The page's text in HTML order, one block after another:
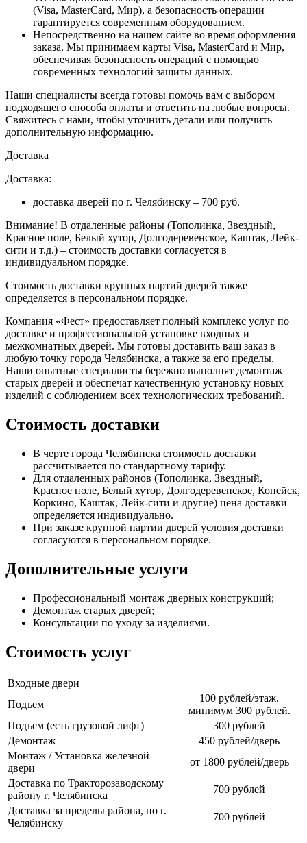
(Visa, MasterCard, Мир), а безопасность операции
гарантируется современным оборудованием.
Непосредственно на нашем сайте во время оформления
заказа. Мы принимаем карты Visa, MasterCard и Мир,
обеспечивая безопасность операций с помощью
современных технологий защиты данных.
Наши специалисты всегда готовы помочь вам с выбором
подходящего способа оплаты и ответить на любые вопросы.
Свяжитесь с нами, чтобы уточнить детали или получить
дополнительную информацию.
Доставка
Доставка:
доставка дверей по г. Челябинску – 700 руб.
Внимание! В отдаленные районы (Тополинка, Звездный,
Красное поле, Белый хутор, Долгодеревенское, Каштак, Лейк-
сити и т.д.) – стоимость доставки согласуется в
индивидуальном порядке.
Стоимость доставки крупных партий дверей также
определяется в персональном порядке.
Компания «Фест» предоставляет полный комплекс услуг по
доставке и профессиональной установке входных и
межкомнатных дверей. Мы готовы доставить ваш заказ в
любую точку города Челябинска, а также за его пределы.
Наши опытные специалисты бережно выполнят демонтаж
старых дверей и обеспечат качественную установку новых
изделий с соблюдением всех технологических требований.
Стоимость доставки
В черте города Челябинска стоимость доставки
рассчитывается по стандартному тарифу.
Для отдаленных районов (Тополинка, Звездный,
Красное поле, Белый хутор, Долгодеревенское, Копейск,
Коркино, Каштак, Лейк-сити и другие) цена доставки
определяется индивидуально.
При заказе крупной партии дверей условия доставки
согласуются в персональном порядке.
Дополнительные услуги
Профессиональный монтаж дверных конструкций;
Демонтаж старых дверей;
Консультации по уходу за изделиями.
Стоимость услуг
Входные двери
Подъем
100 рублей/этаж,
минимум 300 рублей.
Подъем (есть грузовой лифт)
300 рублей
Демонтаж
450 рублей/дверь
Монтаж / Установка железной
двери
от 1800 рублей/дверь
Доставка по Тракторозаводскому
району г. Челябинска
700 рублей
Доставка за пределы района, по г.
Челябинску
700 рублей